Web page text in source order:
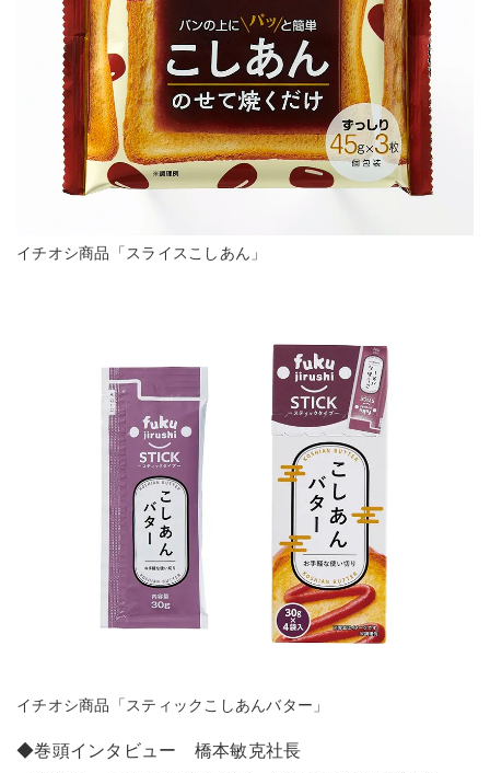
イチオシ商品「スライスこしあん」
イチオシ商品「スティックこしあんバター」
◆巻頭インタビュー 橋本敏克社長